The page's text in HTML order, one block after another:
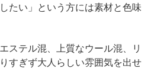
たい」という方には素材と色味
ステル混、上質なウール混、リ
すぎず大人らしい雰囲気を出せ